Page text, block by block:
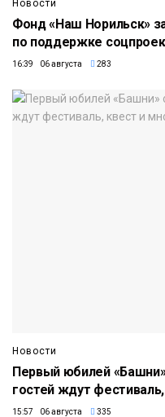
Новости
Фонд «Наш Норильск»
по поддержке
16:39 06 августа 283
Новости
Первый юбилей
гостей ждут
15:57 06 августа 335